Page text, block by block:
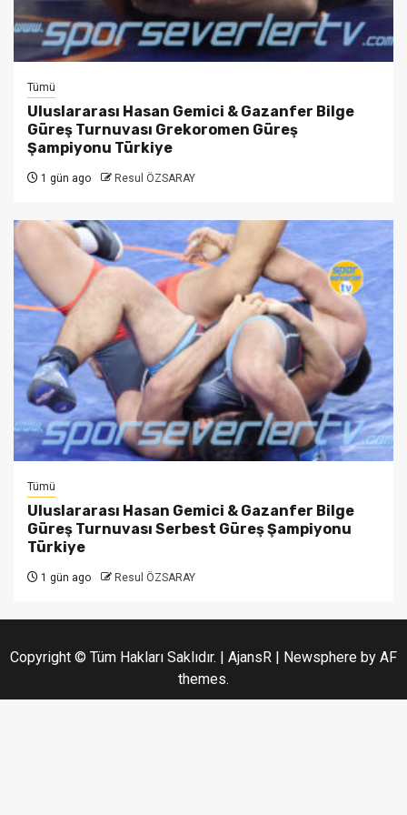
Tümü
Uluslararası Hasan Gemici & Gazanfer Bilge
Güreş Turnuvası Grekoromen Güreş
Şampiyonu Türkiye
1 gün ago Resul ÖZSARAY
Tümü
Uluslararası Hasan Gemici & Gazanfer Bilge
Güreş Turnuvası Serbest Güreş Şampiyonu
Türkiye
1 gün ago Resul ÖZSARAY
Copyright © Tüm Hakları Saklıdır. | AjansR | Newsphere by AF
themes.